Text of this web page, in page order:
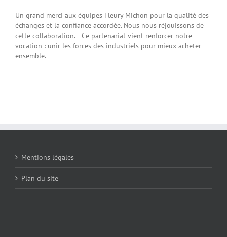
Un grand merci aux équipes Fleury Michon pour la qualité des
échanges et la confiance accordée. Nous nous réjouissons de
cette collaboration. Ce partenariat vient renforcer notre
vocation : unir les forces des industriels pour mieux acheter
ensemble.
Mentions légales
Plan du site